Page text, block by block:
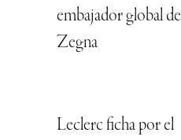
embajador global de
Zegna
Leclerc ficha por el